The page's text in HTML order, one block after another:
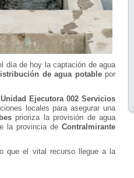
día de hoy la captación de agua
de agua potablepor
Unidad Ejecutora 002 Servicios
locales para asegurar una
prioriza la provisión de agua
la provincia de Contralmirante
que el vital recurso llegue a la